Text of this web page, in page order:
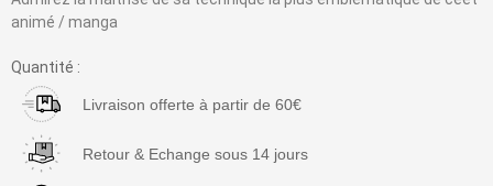
animé / manga
Quantité :
Livraison offerte à partir de 60€
Retour & Echange sous 14 jours